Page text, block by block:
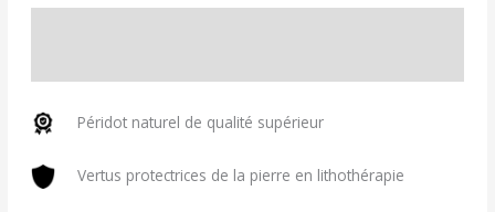
Péridot naturel de qualité supérieur
Vertus protectrices de la pierre en lithothérapie